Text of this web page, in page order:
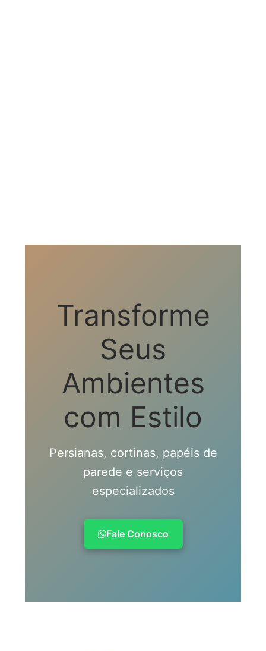
Transforme
Seus
Ambientes
com Estilo
Persianas, cortinas, papéis de
parede e serviços
especializados
Fale Conosco